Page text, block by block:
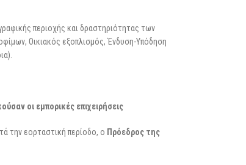
περιοχής και δραστηριότητας των
Οικιακός εξοπλισμός, Ένδυση-Υπόδηση
οι εμπορικές επιχειρήσεις
την εορταστική περίοδο, ο Πρόεδρος της